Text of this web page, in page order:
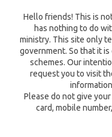
Hello friends! This is
has nothing to do
ministry. This site only
government. So that it
schemes. Our
request you to visit
Please do not give
card, mobile